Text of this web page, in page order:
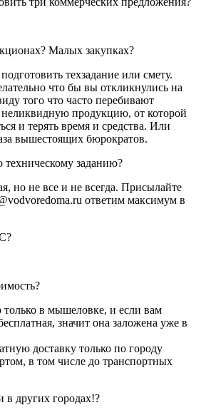
Малых закупках?
техзадание или смету.
что бы вы откликнулись на
того что часто перебивают
неликвидную продукцию, от которой
и терять время и средства. Или
вышестоящих бюрократов.
техническому заданию?
но не все и не всегда. Присылайте
ответим максимум в
в мышеловке, и если вам
значит она заложена уже в
доставку только по городу
в том числе до транспортных
в других городах!?